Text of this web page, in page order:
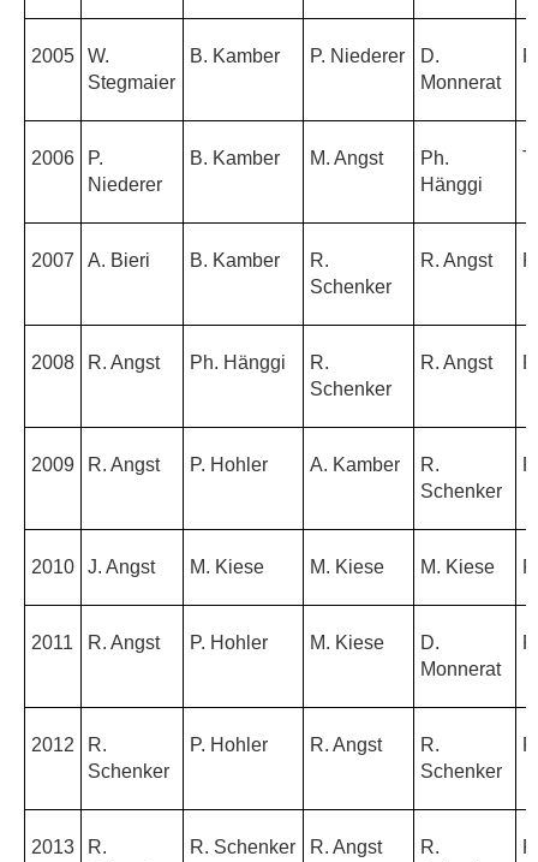
2005
W.
Stegmaier
B. Kamber P. Niederer
D.
Monnerat
2006
P.
Niederer
B. Kamber M. Angst
Ph.
Hänggi
2007 A. Bieri B. Kamber
R.
Schenker
R. Angst
2008 R. Angst Ph. Hänggi
R.
Schenker
R. Angst
2009 R. Angst P. Hohler A. Kamber
R.
Schenker
2010 J. Angst M. Kiese M. Kiese M. Kiese
2011 R. Angst P. Hohler M. Kiese
D.
Monnerat
2012
R.
Schenker
P. Hohler R. Angst
R.
Schenker
2013
R.
R. Schenker R. Angst
R.